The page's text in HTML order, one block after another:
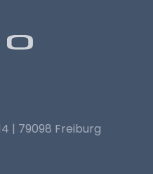
| 79098 Freiburg